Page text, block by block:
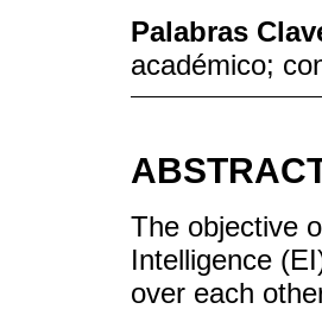
Palabras
académico;
The objective
Intelligence
over each